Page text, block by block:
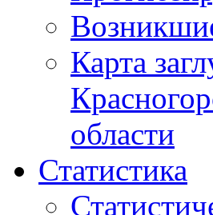
Карта
области
Статистика